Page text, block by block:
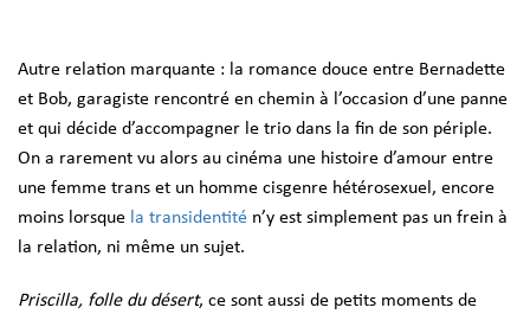
Autre relation marquante : la romance douce entre Bernadette
et Bob, garagiste rencontré en chemin à l’occasion d’une panne
et qui décide d’accompagner le trio dans la fin de son périple.
On a rarement vu alors au cinéma une histoire d’amour entre
une femme trans et un homme cisgenre hétérosexuel, encore
moins lorsque la transidentité n’y est simplement pas un frein à
la relation, ni même un sujet.
Priscilla, folle du désert, ce sont aussi de petits moments de